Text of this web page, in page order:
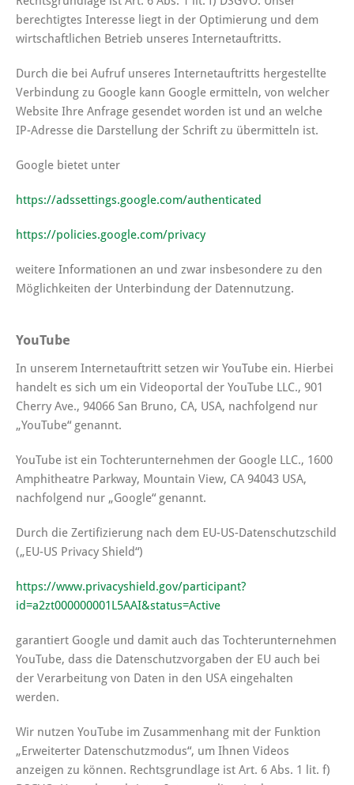
berechtigtes Interesse liegt in der Optimierung und dem
wirtschaftlichen Betrieb unseres Internetauftritts.
Durch die bei Aufruf unseres Internetauftritts hergestellte
Verbindung zu Google kann Google ermitteln, von welcher
Website Ihre Anfrage gesendet worden ist und an welche
IP-Adresse die Darstellung der Schrift zu übermitteln ist.
Google bietet unter
https://adssettings.google.com/authenticated
https://policies.google.com/privacy
weitere Informationen an und zwar insbesondere zu den
Möglichkeiten der Unterbindung der Datennutzung.
YouTube
In unserem Internetauftritt setzen wir YouTube ein. Hierbei
handelt es sich um ein Videoportal der YouTube LLC., 901
Cherry Ave., 94066 San Bruno, CA, USA, nachfolgend nur
„YouTube“ genannt.
YouTube ist ein Tochterunternehmen der Google LLC., 1600
Amphitheatre Parkway, Mountain View, CA 94043 USA,
nachfolgend nur „Google“ genannt.
Durch die Zertifizierung nach dem EU-US-Datenschutzschild
(„EU-US Privacy Shield“)
https://www.privacyshield.gov/participant?
id=a2zt000000001L5AAI&status=Active
garantiert Google und damit auch das Tochterunternehmen
YouTube, dass die Datenschutzvorgaben der EU auch bei
der Verarbeitung von Daten in den USA eingehalten
werden.
Wir nutzen YouTube im Zusammenhang mit der Funktion
„Erweiterter Datenschutzmodus“, um Ihnen Videos
anzeigen zu können. Rechtsgrundlage ist Art. 6 Abs. 1 lit. f)